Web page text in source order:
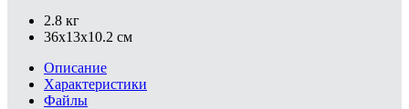
2.8 кг
36x13x10.2 см
Описание
Характеристики
Файлы